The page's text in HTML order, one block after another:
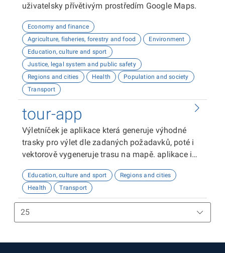
uživatelsky přívětivým prostředím Google Maps.
Economy and finance
Agriculture, fisheries, forestry and food
Environment
Education, culture and sport
Justice, legal system and public safety
Regions and cities
Health
Population and society
Transport
tour-app
Výletníček je aplikace která generuje výhodné
trasky pro výlet dle zadaných požadavků, poté i
vektorově vygeneruje trasu na mapě. aplikace i
ičo, bazbariérový přístup a další.
Education, culture and sport
Regions and cities
Health
Transport